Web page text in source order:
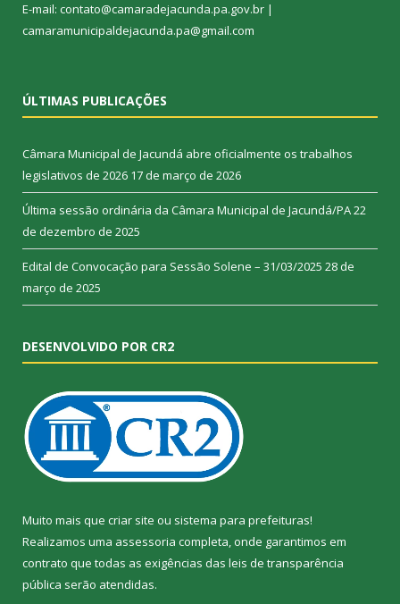
E-mail: contato@camaradejacunda.pa.gov.br |
camaramunicipaldejacunda.pa@gmail.com
ÚLTIMAS PUBLICAÇÕES
Câmara Municipal de Jacundá abre oficialmente os trabalhos
legislativos de 2026 17 de março de 2026
Última sessão ordinária da Câmara Municipal de Jacundá/PA22
de dezembro de 2025
Edital de Convocação para Sessão Solene – 31/03/2025 28 de
março de 2025
DESENVOLVIDO POR CR2
Muito mais que criar site ou sistema para prefeituras!
Realizamos uma assessoria completa, onde garantimos em
contrato que todas as exigências das leis de transparência
pública serão atendidas.